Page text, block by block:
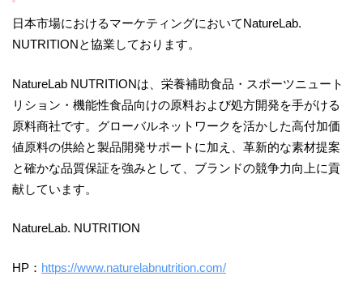
日本市場におけるマーケティングにおいてNatureLab.
NUTRITIONと協業しております。
NatureLab NUTRITIONは、栄養補助食品・スポーツニュート
リション・機能性食品向けの原料および処方開発を手がける
原料商社です。グローバルネットワークを活かした高付加価
値原料の供給と製品開発サポートに加え、革新的な素材提案
と確かな品質保証を強みとして、ブランドの競争力向上に貢
献しています。
NatureLab. NUTRITION
HP： https://www.naturelabnutrition.com/